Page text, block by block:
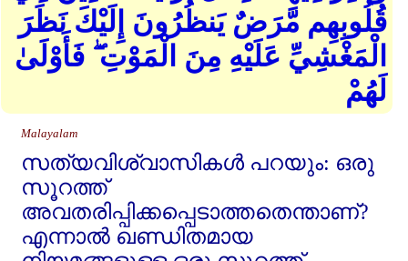
قُلُوبِهِم مَّرَضٌ يَنظُرُونَ إِلَيْكَ نَظَرَ
الْمَغْشِيِّ عَلَيْهِ مِنَ الْمَوْتِ ۖ فَأَوْلَىٰ
لَهُمْ
Malayalam
സത്യവിശ്വാസികള്‍ പറയും: ഒരു
സൂറത്ത്‌
അവതരിപ്പിക്കപ്പെടാത്തതെന്താണ്‌?
എന്നാല്‍ ഖണ്ഡിതമായ